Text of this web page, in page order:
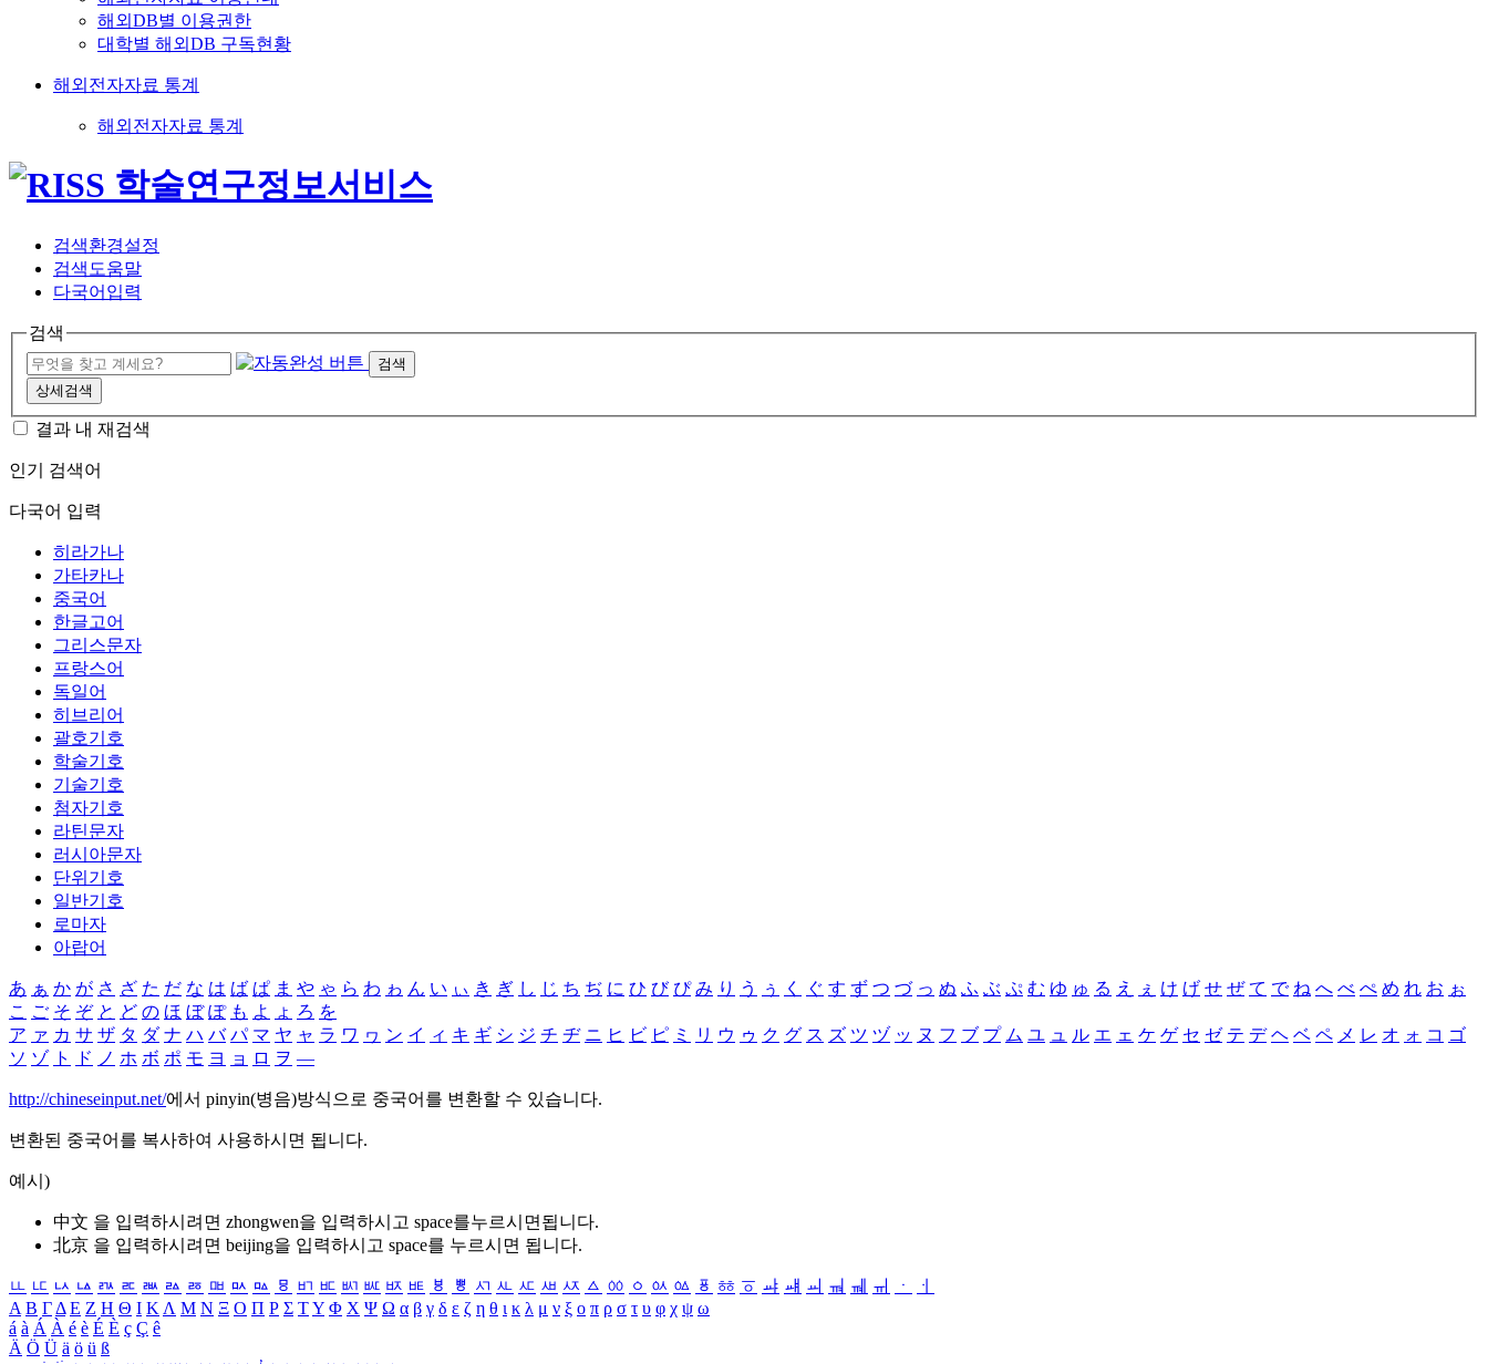
해외DB별 이용권한
대학별 해외DB 구독현황
해외전자자료 통계
해외전자자료 통계
검색환경설정
검색도움말
다국어입력
검색
검색
상세검색
결과 내 재검색
인기 검색어
다국어 입력
히라가나
가타카나
중국어
한글고어
그리스문자
프랑스어
독일어
히브리어
괄호기호
학술기호
기술기호
첨자기호
라틴문자
러시아문자
단위기호
일반기호
로마자
아랍어
あ ぁ か が さ ざ た だ な は ば ぱ ま や ゃ ら わ ゎ ん い ぃ き ぎ し じ ち ぢ に ひ び ぴ み り う ぅ く ぐ す ず つ づ っ ぬ ふ ぶ ぷ む ゆ ゅ る え ぇ け げ せ ぜ て で ね へ べ ぺ め れ お ぉ
こ ご そ ぞ と ど の ほ ぼ ぽ も よ ょ ろ を
ア ァ カ サ ザ タ ダ ナ ハ バ パ マ ヤ ャ ラ ワ ヮ ン イ ィ キ ギ シ ジ チ ヂ ニ ヒ ビ ピ ミ リ ウ ゥ ク グ ス ズ ツ ヅ ッ ヌ フ ブ プ ム ユ ュ ル エ ェ ケ ゲ セ ゼ テ デ ヘ ベ ペ メ レ オ ォ コ ゴ
ソ ゾ ト ド ノ ホ ボ ポ モ ヨ ョ ロ ヲ ―
http://chineseinput.net/에서 pinyin(병음)방식으로 중국어를 변환할 수 있습니다.
변환된 중국어를 복사하여 사용하시면 됩니다.
예시)
中文 을 입력하시려면 zhongwen을 입력하시고 space를누르시면됩니다.
北京 을 입력하시려면 beijing을 입력하시고 space를 누르시면 됩니다.
ㅥ ㅦ ㅧ ㅨ ㅩ ㅪ ㅫ ㅬ ㅭ ㅮ ㅯ ㅰ ㅱ ㅲ ㅳ ㅴ ㅵ ㅶ ㅷ ㅸ ㅹ ㅺ ㅻ ㅼ ㅽ ㅾ ㅿ ㆀ ㆁ ㆂ ㆃ ㆄ ㆅ ㆆ ㆇ ㆈ ㆉ ㆊ ㆋ ㆌ ㆍ
ㆎ
Α Β ΓΔ Ε Ζ Η Θ Ι ΚΛ Μ Ν Ξ Ο Π Ρ Σ ΤΥ Φ Χ Ψ Ω α β γ δ ε ζ η θ ι κ λ μ ν ξ ο π ρ σ τ υ φ χ ψ ω
á à Á À é è É È ç Ç ê
Ä Ö Ü ä ö ü ß